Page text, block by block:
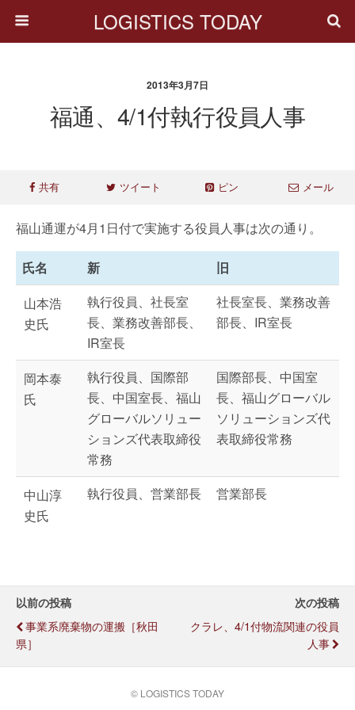
LOGISTICS TODAY
2013年3月7日
福通、4/1付執行役員人事
共有 ツイート ピン メール
福山通運が4月1日付で実施する役員人事は次の通り。
氏名 新
旧
山本浩
史氏
執行役員、社長室
長、業務改善部長、
IR室長
社長室長、業務改善
部長、IR室長
岡本泰
氏
執行役員、国際部
長、中国室長、福山
グローバルソリュー
ションズ代表取締役
常務
国際部長、中国室
長、福山グローバル
ソリューションズ代
表取締役常務
中山淳
史氏
執行役員、営業部長 営業部長
以前の投稿
事業系廃棄物の運搬［秋田
県］
次の投稿
クラレ、4/1付物流関連の役員
人事
© LOGISTICS TODAY